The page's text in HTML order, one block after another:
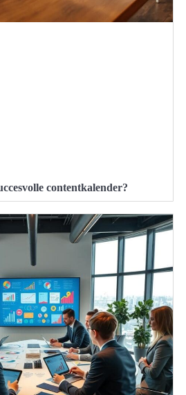
contentkalender?